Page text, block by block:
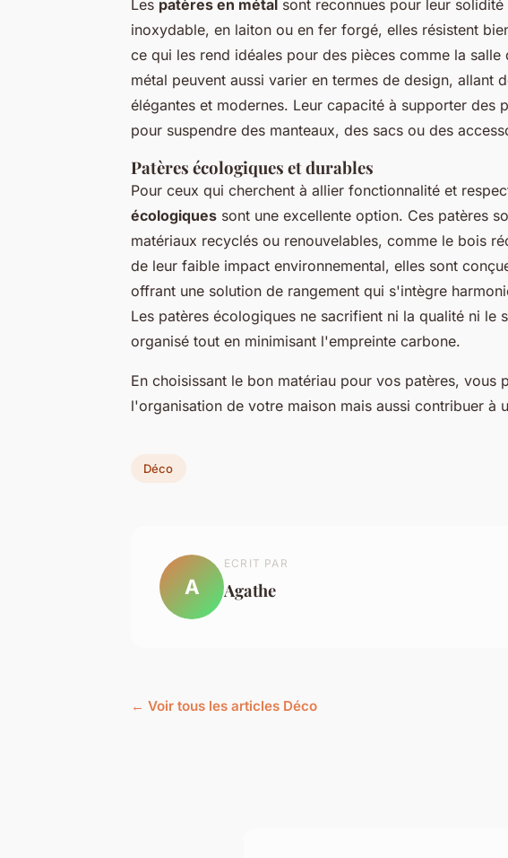
Les patères en métal sont reconnues pour leur
inoxydable, en laiton ou en fer forgé, elles résistent
ce qui les rend idéales pour des pièces comme la
métal peuvent aussi varier en termes de design, allant
élégantes et modernes. Leur capacité à supporter des
pour suspendre des manteaux, des sacs ou des
Patères écologiques et durables
Pour ceux qui cherchent à allier fonctionnalité et
écologiques sont une excellente option. Ces patères
matériaux recyclés ou renouvelables, comme le bois
de leur faible impact environnemental, elles sont
offrant une solution de rangement qui s'intègre
Les patères écologiques ne sacrifient ni la qualité ni le
organisé tout en minimisant l'empreinte carbone.
En choisissant le bon matériau pour vos patères, vous
l'organisation de votre maison mais aussi contribuer à
Déco
A
ECRIT PAR
Agathe
← Voir tous les articles Déco